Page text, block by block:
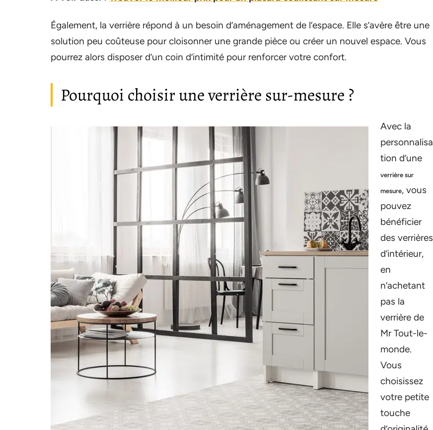
Également, la verrière répond à un besoin d’aménagement de l’espace. Elle s’avère être une
solution peu coûteuse pour cloisonner une grande pièce ou créer un nouvel espace. Vous
pourrez alors disposer d’un coin d’intimité pour renforcer votre confort.
Pourquoi choisir une verrière sur-mesure ?
Avec la
personnalisa
tion d’une
verrière sur
mesure, vous
pouvez
bénéficier
des verrières
d’intérieur,
en
n’achetant
pas la
verrière de
Mr Tout-le-
monde.
Vous
choisissez
votre petite
touche